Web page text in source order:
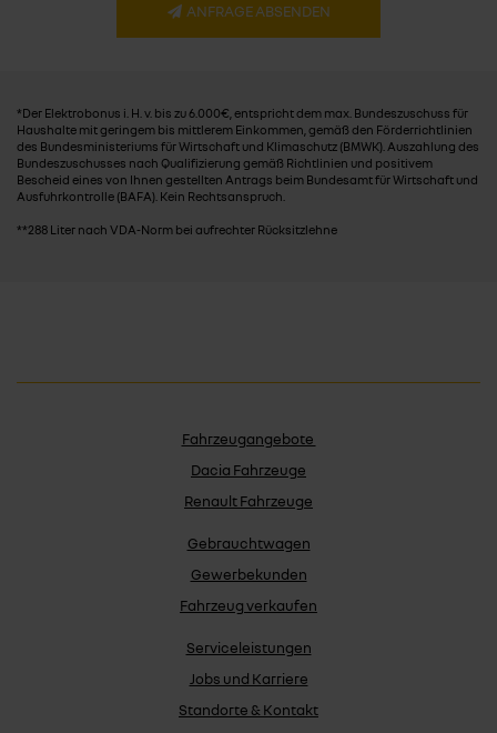
ANFRAGE ABSENDEN
*Der Elektrobonus i. H. v. bis zu 6.000€, entspricht dem max. Bundeszuschuss für
Haushalte mit geringem bis mittlerem Einkommen, gemäß den Förderrichtlinien
des Bundesministeriums für Wirtschaft und Klimaschutz (BMWK). Auszahlung des
Bundeszuschusses nach Qualifizierung gemäß Richtlinien und positivem
Bescheid eines von Ihnen gestellten Antrags beim Bundesamt für Wirtschaft und
Ausfuhrkontrolle (BAFA). Kein Rechtsanspruch.
**288 Liter nach VDA-Norm bei aufrechter Rücksitzlehne
Fahrzeugangebote
Dacia Fahrzeuge
Renault Fahrzeuge
Gebrauchtwagen
Gewerbekunden
Fahrzeug verkaufen
Serviceleistungen
Jobs und Karriere
Standorte & Kontakt